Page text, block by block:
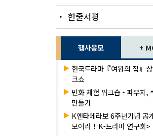
・ 한줄서평
행사응모 +
▶ 한국드라마『여왕의 집』
크쇼
▶ 민화 체험 워크숍 - 파우치,
만들기
▶ K엔타메라보 6주년기념 공
모여라！K-드라마 연구회>